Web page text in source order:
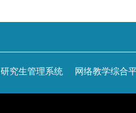
研究生管理系统 网络教学综合